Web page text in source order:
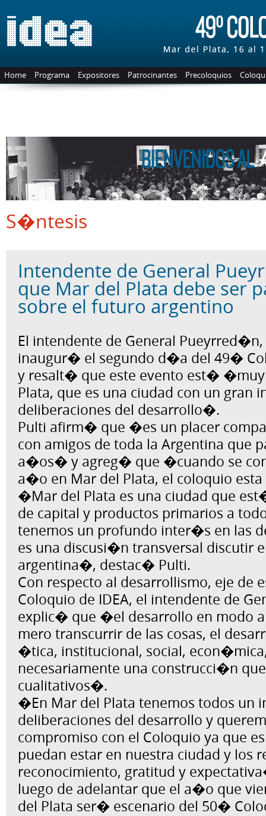
Home Programa Expositores Patrocinantes Precoloquios
S�ntesis
Intendente de General
que Mar del Plata debe ser
sobre el futuro argentino
El intendente de General
inaugur� el segundo d�a del 49�
y resalt� que este evento est� �muy
Plata, que es una ciudad con un gran
deliberaciones del desarrollo�.
Pulti afirm� que �es un placer
con amigos de toda la Argentina que
a�os� y agreg� que �cuando se
a�o en Mar del Plata, el coloquio
�Mar del Plata es una ciudad que
de capital y productos primarios a
tenemos un profundo inter�s en las
es una discusi�n transversal discutir
argentina�, destac� Pulti.
Con respecto al desarrollismo, eje de
Coloquio de IDEA, el intendente de
explic� que �el desarrollo en modo
mero transcurrir de las cosas, el
�tica, institucional, social,
necesariamente una construcci�n
cualitativos�.
�En Mar del Plata tenemos todos un
deliberaciones del desarrollo y
compromiso con el Coloquio ya que
puedan estar en nuestra ciudad y los
reconocimiento, gratitud y
luego de adelantar que el a�o que
del Plata ser� escenario del 50�